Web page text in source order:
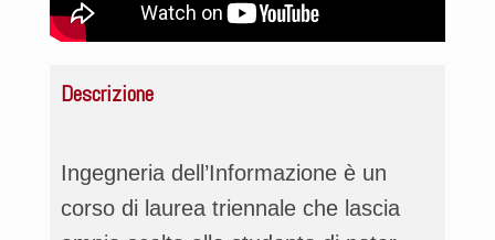
Descrizione
Ingegneria dell’Informazione è un
corso di laurea triennale che lascia